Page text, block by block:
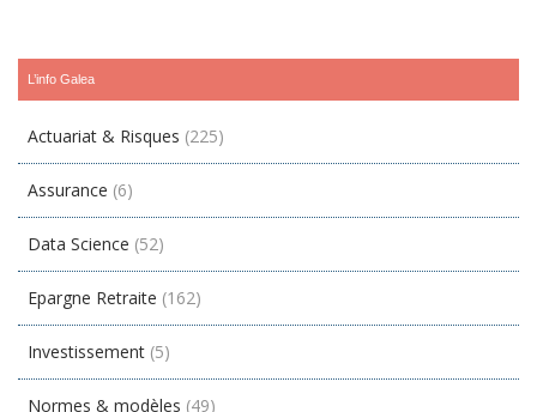
L’info Galea
Actuariat & Risques (225)
Assurance (6)
Data Science (52)
Epargne Retraite (162)
Investissement (5)
Normes & modèles (49)